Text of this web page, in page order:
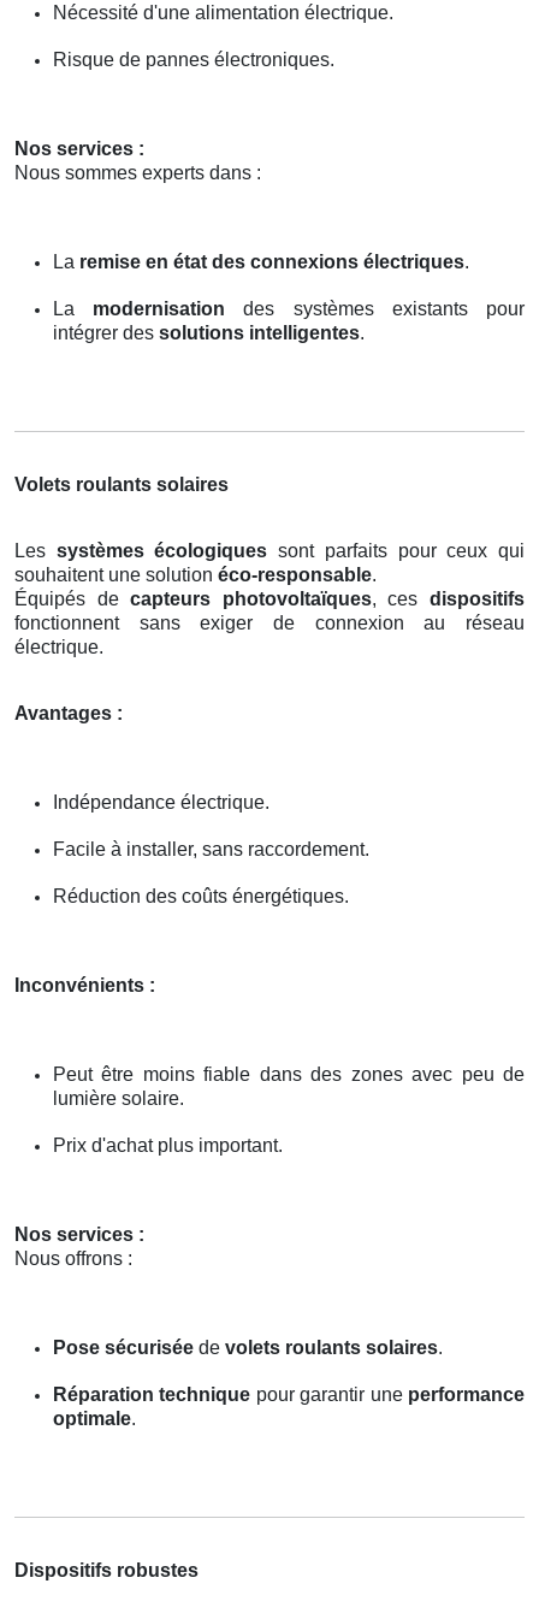
Nécessité d'une alimentation électrique.
Risque de pannes électroniques.
Nos services :
Nous sommes experts dans :
La remise en état des connexions électriques.
La modernisation des systèmes existants pour
intégrer des solutions intelligentes.
Volets roulants solaires
Les systèmes écologiques sont parfaits pour ceux qui
souhaitent une solution éco-responsable.
Équipés decapteurs photovoltaïques, cesdispositifs
fonctionnent sans exiger de connexion au réseau
électrique.
Avantages :
Indépendance électrique.
Facile à installer, sans raccordement.
Réduction des coûts énergétiques.
Inconvénients :
Peut être moins fiable dans des zones avec peu de
lumière solaire.
Prix d'achat plus important.
Nos services :
Nous offrons :
Pose sécurisée de volets roulants solaires.
Réparation technique pour garantir une performance
optimale.
Dispositifs robustes